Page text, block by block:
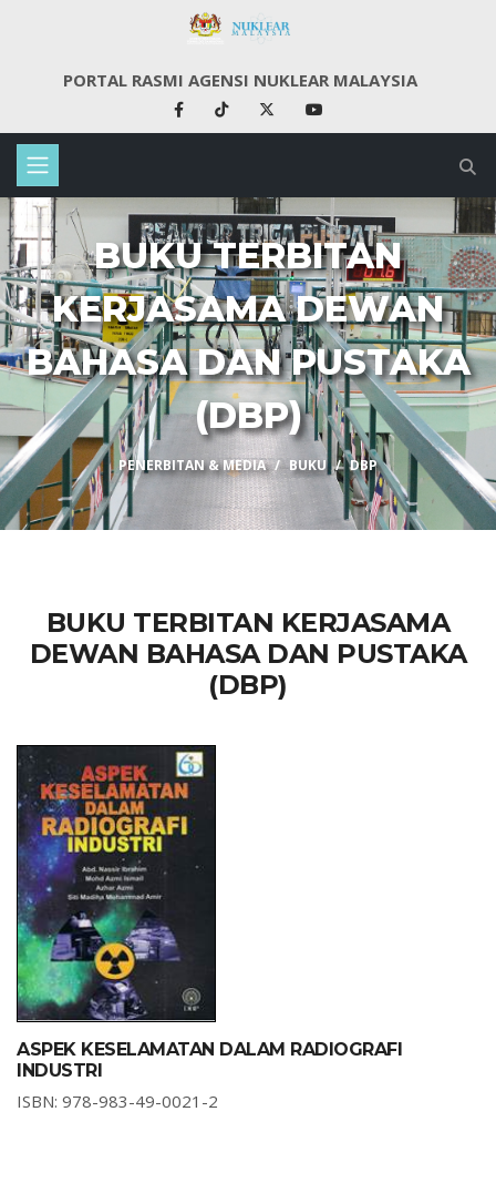
PORTAL RASMI AGENSI NUKLEAR MALAYSIA
BUKU TERBITAN
KERJASAMA DEWAN
BAHASA DAN PUSTAKA
(DBP)
PENERBITAN & MEDIA BUKU DBP
BUKU TERBITAN KERJASAMA
DEWAN BAHASA DAN PUSTAKA
(DBP)
ASPEK KESELAMATAN DALAM RADIOGRAFI
INDUSTRI
ISBN: 978-983-49-0021-2